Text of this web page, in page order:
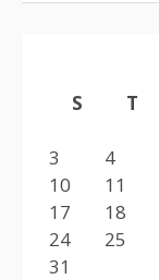
S
T
3
4
10
11
17
18
24
25
31